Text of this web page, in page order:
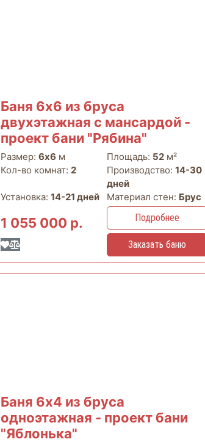
Баня 6х6 из бруса
двухэтажная с мансардой -
проект бани "Рябина"
Размер: 6х6 м Площадь: 52м²
Кол-во комнат: 2 Производство: 14-30
дней
Установка: 14-21 дней Материал стен: Брус
1 055 000 р. Подробнее
Заказать баню
Баня 6х4 из бруса
одноэтажная - проект бани
"Яблонька"